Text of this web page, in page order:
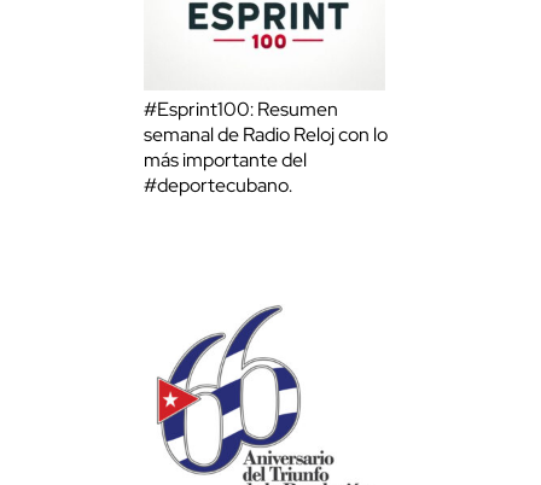
#Esprint100: Resumen
semanal de Radio Reloj con lo
más importante del
#deportecubano.